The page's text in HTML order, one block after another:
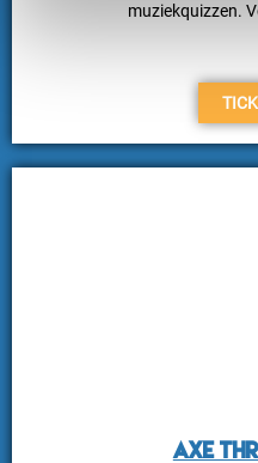
muziekquizzen.
Axe